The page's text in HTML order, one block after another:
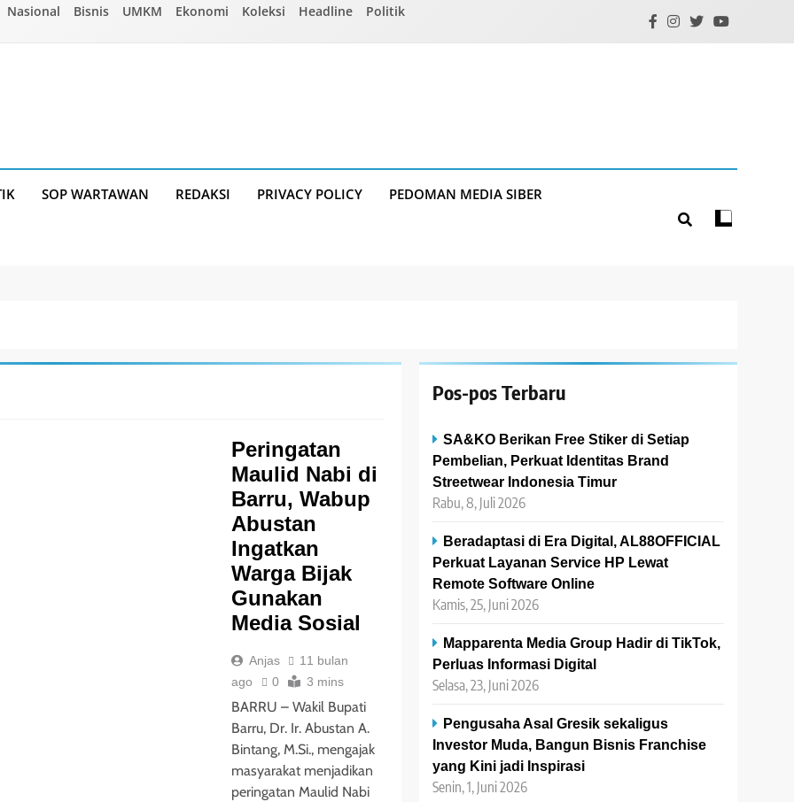
Nasional Bisnis UMKM Ekonomi Koleksi Headline
Politik
SOP WARTAWAN REDAKSI PRIVACY POLICY PEDOMAN MEDIA SIBER
Peringatan
Maulid Nabi di
Barru, Wabup
Abustan
Ingatkan
Warga Bijak
Gunakan
Media Sosial
Anjas
11 bulan
ago
0 3 mins
BARRU – Wakil Bupati
Barru, Dr. Ir. Abustan A.
Bintang, M.Si., mengajak
masyarakat menjadikan
peringatan Maulid Nabi
Pos-pos Terbaru
SA&KO Berikan Free Stiker di Setiap
Pembelian, Perkuat Identitas Brand
Streetwear Indonesia Timur
Rabu, 8, Juli 2026
Beradaptasi di Era Digital, AL88OFFICIAL
Perkuat Layanan Service HP Lewat
Remote Software Online
Kamis, 25, Juni 2026
Mapparenta Media Group Hadir di TikTok,
Perluas Informasi Digital
Selasa, 23, Juni 2026
Pengusaha Asal Gresik sekaligus
Investor Muda, Bangun Bisnis Franchise
yang Kini jadi Inspirasi
Senin, 1, Juni 2026